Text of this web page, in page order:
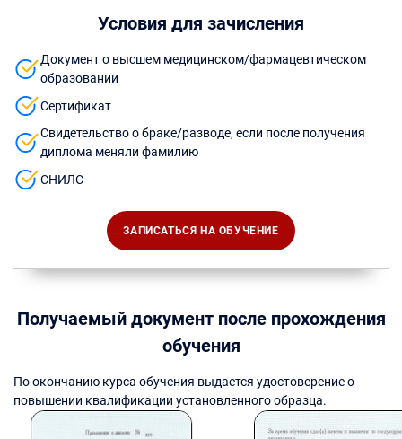
Условия для зачисления
Документ о высшем медицинском/фармацевтическом
образовании
Сертификат
Свидетельство о браке/разводе, если после получения
диплома меняли фамилию
СНИЛС
ЗАПИСАТЬСЯ НА ОБУЧЕНИЕ
Получаемый документ после прохождения
обучения
По окончанию курса обучения выдается удостоверение о
повышении квалификации установленного образца.